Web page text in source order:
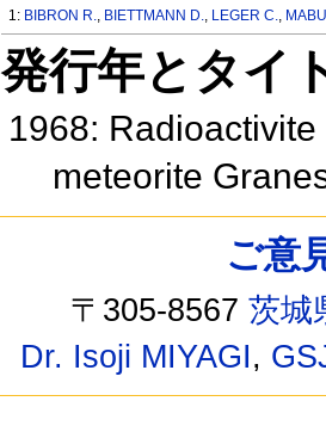
1: BIBRON R., BIETTMANN D., LEGER C.,
発行年とタイ
1968:
meteorite
ご意
〒305-8567茨城
Dr. Isoji MIYAGI,